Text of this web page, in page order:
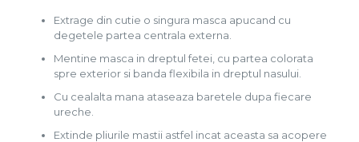
Extrage din cutie o singura masca apucand cu
degetele partea centrala externa.
Mentine masca in dreptul fetei, cu partea colorata
spre exterior si banda flexibila in dreptul nasului.
Cu cealalta mana ataseaza baretele dupa fiecare
ureche.
Extinde pliurile mastii astfel incat aceasta sa acopere